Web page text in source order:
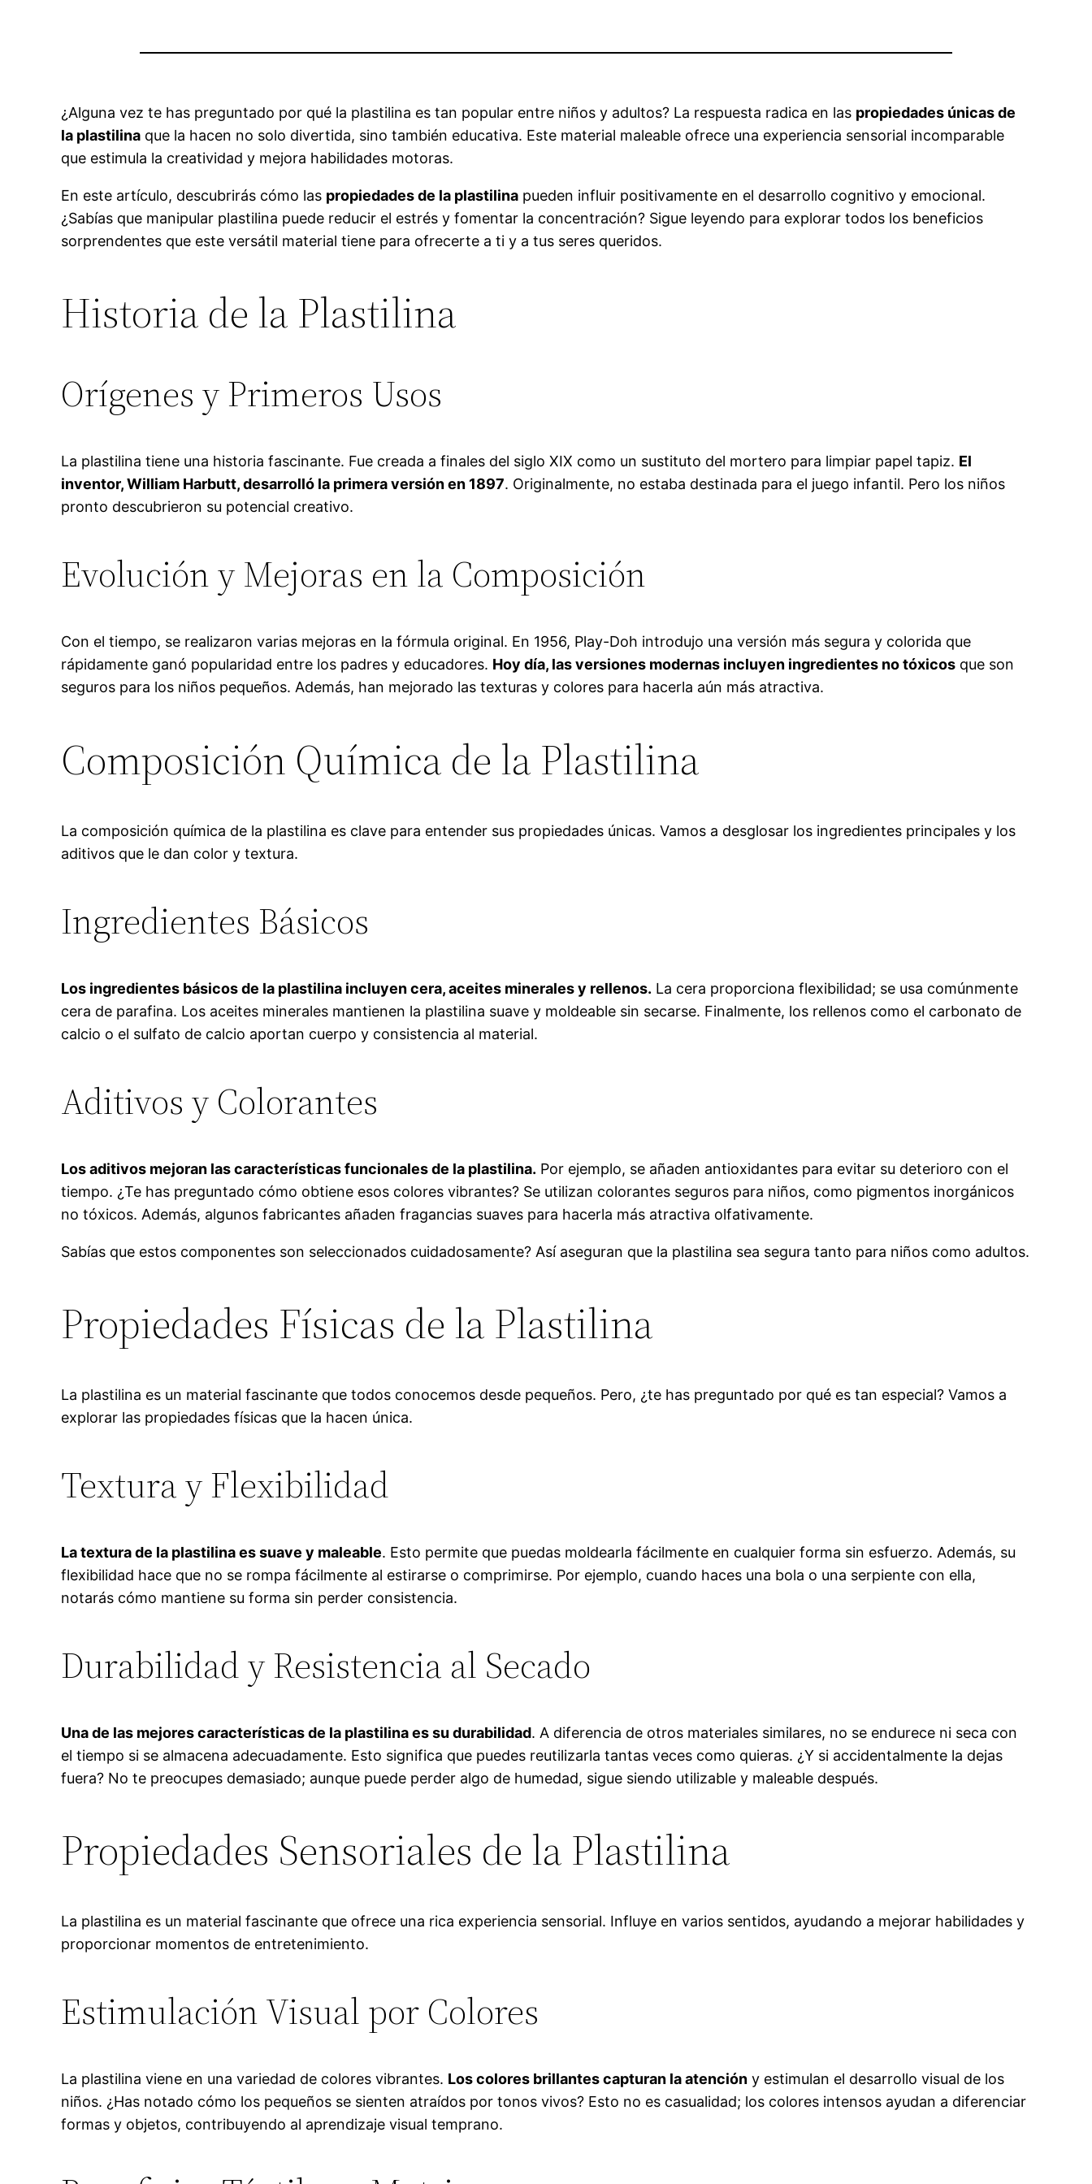
¿Alguna vez te has preguntado por qué la plastilina es tan popular entre niños y adultos? La respuesta radica en las propiedades únicas de
la plastilina que la hacen no solo divertida, sino también educativa. Este material maleable ofrece una experiencia sensorial incomparable
que estimula la creatividad y mejora habilidades motoras.
En este artículo, descubrirás cómo las propiedades de la plastilina pueden influir positivamente en el desarrollo cognitivo y emocional.
¿Sabías que manipular plastilina puede reducir el estrés y fomentar la concentración? Sigue leyendo para explorar todos los beneficios
sorprendentes que este versátil material tiene para ofrecerte a ti y a tus seres queridos.
Historia de la Plastilina
Orígenes y Primeros Usos
La plastilina tiene una historia fascinante. Fue creada a finales del siglo XIX como un sustituto del mortero para limpiar papel tapiz. El
inventor, William Harbutt, desarrolló la primera versión en 1897. Originalmente, no estaba destinada para el juego infantil. Pero los niños
pronto descubrieron su potencial creativo.
Evolución y Mejoras en la Composición
Con el tiempo, se realizaron varias mejoras en la fórmula original. En 1956, Play-Doh introdujo una versión más segura y colorida que
rápidamente ganó popularidad entre los padres y educadores. Hoy día, las versiones modernas incluyen ingredientes no tóxicos que son
seguros para los niños pequeños. Además, han mejorado las texturas y colores para hacerla aún más atractiva.
Composición Química de la Plastilina
La composición química de la plastilina es clave para entender sus propiedades únicas. Vamos a desglosar los ingredientes principales y los
aditivos que le dan color y textura.
Ingredientes Básicos
Los ingredientes básicos de la plastilina incluyen cera, aceites minerales y rellenos. La cera proporciona flexibilidad; se usa comúnmente
cera de parafina. Los aceites minerales mantienen la plastilina suave y moldeable sin secarse. Finalmente, los rellenos como el carbonato de
calcio o el sulfato de calcio aportan cuerpo y consistencia al material.
Aditivos y Colorantes
Los aditivos mejoran las características funcionales de la plastilina. Por ejemplo, se añaden antioxidantes para evitar su deterioro con el
tiempo. ¿Te has preguntado cómo obtiene esos colores vibrantes? Se utilizan colorantes seguros para niños, como pigmentos inorgánicos
no tóxicos. Además, algunos fabricantes añaden fragancias suaves para hacerla más atractiva olfativamente.
Sabías que estos componentes son seleccionados cuidadosamente? Así aseguran que la plastilina sea segura tanto para niños como adultos.
Propiedades Físicas de la Plastilina
La plastilina es un material fascinante que todos conocemos desde pequeños. Pero, ¿te has preguntado por qué es tan especial? Vamos a
explorar las propiedades físicas que la hacen única.
Textura y Flexibilidad
La textura de la plastilina es suave y maleable. Esto permite que puedas moldearla fácilmente en cualquier forma sin esfuerzo. Además, su
flexibilidad hace que no se rompa fácilmente al estirarse o comprimirse. Por ejemplo, cuando haces una bola o una serpiente con ella,
notarás cómo mantiene su forma sin perder consistencia.
Durabilidad y Resistencia al Secado
Una de las mejores características de la plastilina es su durabilidad. A diferencia de otros materiales similares, no se endurece ni seca con
el tiempo si se almacena adecuadamente. Esto significa que puedes reutilizarla tantas veces como quieras. ¿Y si accidentalmente la dejas
fuera? No te preocupes demasiado; aunque puede perder algo de humedad, sigue siendo utilizable y maleable después.
Propiedades Sensoriales de la Plastilina
La plastilina es un material fascinante que ofrece una rica experiencia sensorial. Influye en varios sentidos, ayudando a mejorar habilidades y
proporcionar momentos de entretenimiento.
Estimulación Visual por Colores
La plastilina viene en una variedad de colores vibrantes. Los colores brillantes capturan la atención y estimulan el desarrollo visual de los
niños. ¿Has notado cómo los pequeños se sienten atraídos por tonos vivos? Esto no es casualidad; los colores intensos ayudan a diferenciar
formas y objetos, contribuyendo al aprendizaje visual temprano.